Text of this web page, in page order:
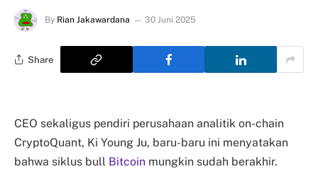
By Rian Jakawardana 30 Juni 2025
Share
CEO sekaligus pendiri perusahaan analitik on-chain
CryptoQuant, Ki Young Ju, baru-baru ini menyatakan
bahwa siklus bull Bitcoin mungkin sudah berakhir.